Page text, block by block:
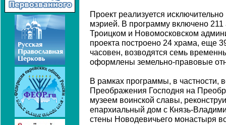
Проект реализуется
мэрией. В программу включено 211
Троицком и Новомосковском
проекта построено 24 храма, еще
часовен, возводятся семь
оформлены земельно-правовые
В рамках программы, в частности,
Преображения Господня на
музеем воинской славы,
епархиальный дом с Князь-
стены Новодевичьего монастыря